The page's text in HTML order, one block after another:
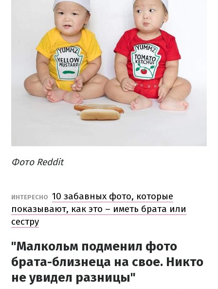
Фото Reddit
ИНТЕРЕСНО 10 забавных фото, которые
показывают, как это – иметь брата или
сестру
"Малкольм подменил фото
брата-близнеца на свое. Никто
не увидел разницы"